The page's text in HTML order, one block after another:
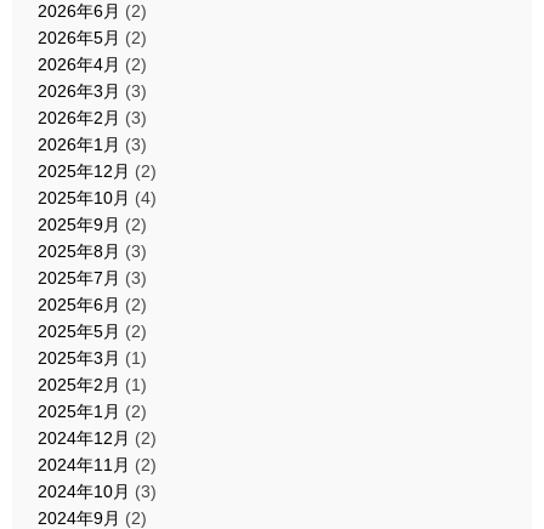
2026年6月 (2)
2026年5月 (2)
2026年4月 (2)
2026年3月 (3)
2026年2月 (3)
2026年1月 (3)
2025年12月 (2)
2025年10月 (4)
2025年9月 (2)
2025年8月 (3)
2025年7月 (3)
2025年6月 (2)
2025年5月 (2)
2025年3月 (1)
2025年2月 (1)
2025年1月 (2)
2024年12月 (2)
2024年11月 (2)
2024年10月 (3)
2024年9月 (2)